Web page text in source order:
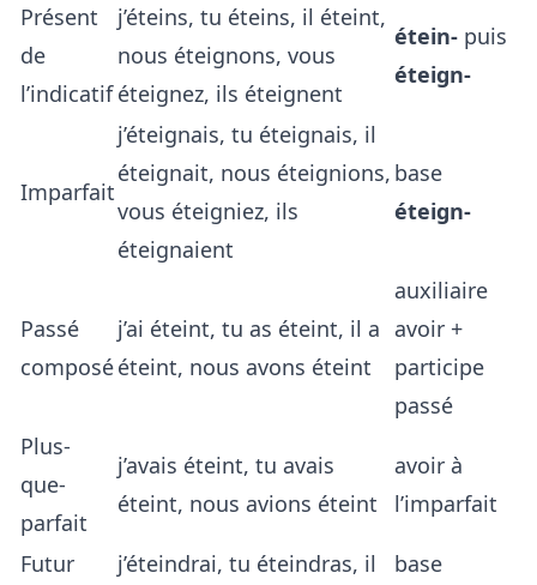
Présent
de
l’indicatif
j’éteins, tu éteins, il éteint,
nous éteignons, vous
éteignez, ils éteignent
étein- puis
éteign-
Imparfait
j’éteignais, tu éteignais, il
éteignait, nous éteignions,
vous éteigniez, ils
éteignaient
base
éteign-
Passé
composé
j’ai éteint, tu as éteint, il a
éteint, nous avons éteint
auxiliaire
avoir +
participe
passé
Plus-
que-
parfait
j’avais éteint, tu avais
éteint, nous avions éteint
avoir à
l’imparfait
Futur
j’éteindrai, tu éteindras, il
base